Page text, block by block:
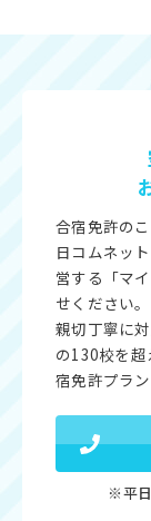
合宿免許の
日コムネッ
営する「マ
せください。
親切丁寧に
の130校を
宿免許プラ
※平